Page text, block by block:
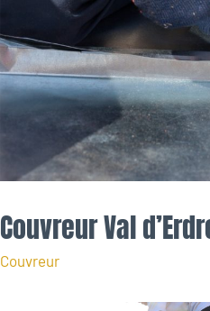
Couvreur Val
Couvreur